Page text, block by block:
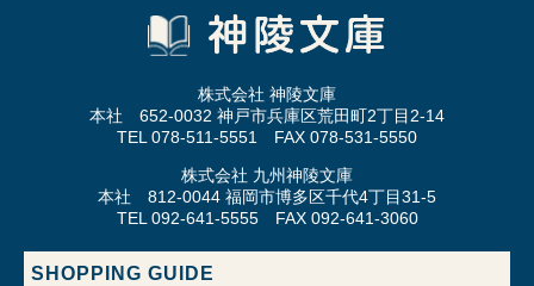
株式会社 神陵文庫
本社 652-0032 神戸市兵庫区荒田町2丁目2-14
TEL 078-511-5551 FAX 078-531-5550
株式会社 九州神陵文庫
本社 812-0044 福岡市博多区千代4丁目31-5
TEL 092-641-5555 FAX 092-641-3060
SHOPPING GUIDE